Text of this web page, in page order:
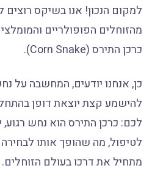
למקום הנכון! אנו בשיקס
מהזוחלים הפופולריים
כרכן התירס (Corn Snake).
כן, אנחנו יודעים, המחשבה על
להישמע קצת יוצאת דופן
לכם: כרכן התירס הוא נחש רגוע,
לטיפול, מה שהופך אותו
מתחיל את דרכו בעולם